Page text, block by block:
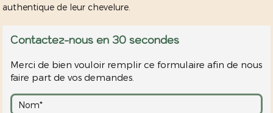
authentique de leur chevelure.
Contactez-nous en 30 secondes
Merci de bien vouloir remplir ce formulaire afin de nous
faire part de vos demandes.